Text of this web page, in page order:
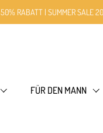
50% RABATT | SUMMER SALE
FÜR DEN MANN